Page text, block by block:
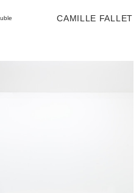
CAMILLE FALLET